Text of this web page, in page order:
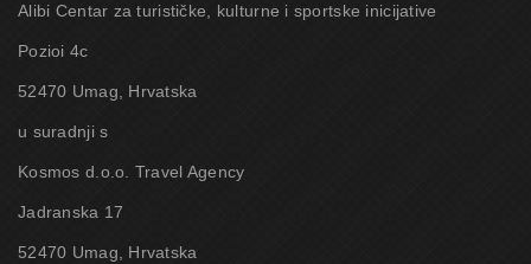
Alibi Centar za turističke, kulturne i sportske inicijative
Pozioi 4c
52470 Umag, Hrvatska
u suradnji s
Kosmos d.o.o. Travel Agency
Jadranska 17
52470 Umag, Hrvatska